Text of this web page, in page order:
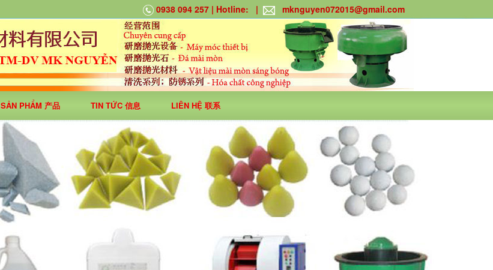
SẢN PHẨM 产品 TIN TỨC 信息 LIÊN HỆ 联系
0938 094 257 | Hotline: | mknguyen072015@gmail.com